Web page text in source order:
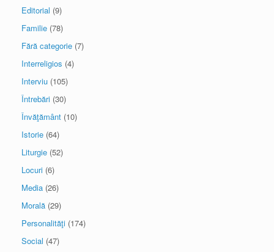
Editorial (9)
Familie (78)
Fără categorie (7)
Interreligios (4)
Interviu (105)
Întrebări (30)
Învăţământ (10)
Istorie (64)
Liturgie (52)
Locuri (6)
Media (26)
Morală (29)
Personalităţi (174)
Social (47)